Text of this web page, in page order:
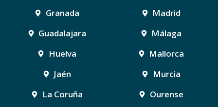
Granada
Guadalajara
Huelva
Jaén
La Coruña
Madrid
Málaga
Mallorca
Murcia
Ourense